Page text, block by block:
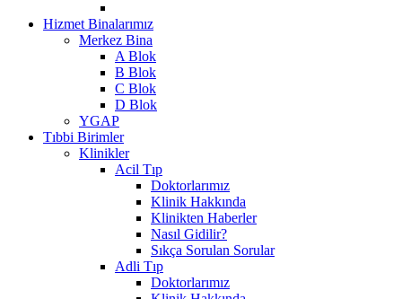
Hizmet Binalarımız
Merkez Bina
A Blok
B Blok
C Blok
D Blok
YGAP
Tıbbi Birimler
Klinikler
Acil Tıp
Doktorlarımız
Klinik Hakkında
Klinikten Haberler
Nasıl Gidilir?
Sıkça Sorulan Sorular
Adli Tıp
Doktorlarımız